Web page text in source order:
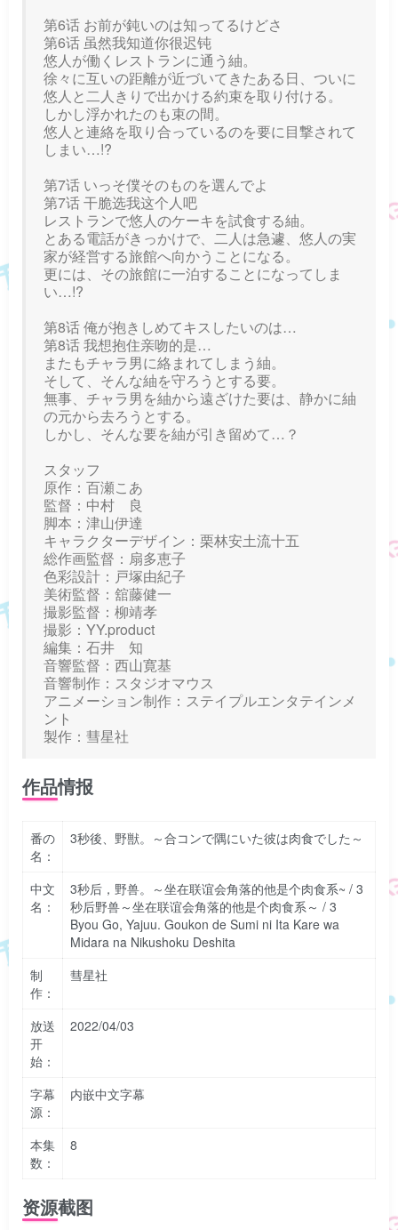
第6话 お前が鈍いのは知ってるけどさ
第6话 虽然我知道你很迟钝
悠人が働くレストランに通う紬。
徐々に互いの距離が近づいてきたある日、ついに
悠人と二人きりで出かける約束を取り付ける。
しかし浮かれたのも束の間。
悠人と連絡を取り合っているのを要に目撃されて
しまい…!?
第7话 いっそ僕そのものを選んでよ
第7话 干脆选我这个人吧
レストランで悠人のケーキを試食する紬。
とある電話がきっかけで、二人は急遽、悠人の実
家が経営する旅館へ向かうことになる。
更には、その旅館に一泊することになってしま
い…!?
第8话 俺が抱きしめてキスしたいのは…
第8话 我想抱住亲吻的是…
またもチャラ男に絡まれてしまう紬。
そして、そんな紬を守ろうとする要。
無事、チャラ男を紬から遠ざけた要は、静かに紬
の元から去ろうとする。
しかし、そんな要を紬が引き留めて…？
スタッフ
原作：百瀬こあ
監督：中村 良
脚本：津山伊達
キャラクターデザイン：栗林安土流十五
総作画監督：扇多恵子
色彩設計：戸塚由紀子
美術監督：舘藤健一
撮影監督：柳靖孝
撮影：YY.product
編集：石井 知
音響監督：西山寛基
音響制作：スタジオマウス
アニメーション制作：ステイプルエンタテインメ
ント
製作：彗星社
作品情报
番の
名：
3秒後、野獣。～合コンで隅にいた彼は肉食でした～
中文
名：
3秒后，野兽。～坐在联谊会角落的他是个肉食系~ / 3
秒后野兽～坐在联谊会角落的他是个肉食系～ / 3
Byou Go, Yajuu. Goukon de Sumi ni Ita Kare wa
Midara na Nikushoku Deshita
制
作：
彗星社
放送
开
始：
2022/04/03
字幕
源：
内嵌中文字幕
本集
数：
8
资源截图